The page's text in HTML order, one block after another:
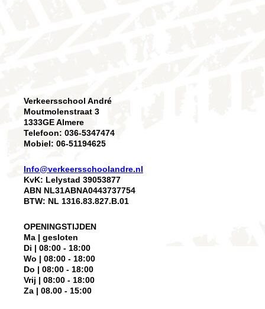
Verkeersschool André
Moutmolenstraat 3
1333GE Almere
Telefoon: 036-5347474
Mobiel: 06-51194625
Info@verkeersschoolandre.nl
KvK: Lelystad 39053877
ABN NL31ABNA0443737754
BTW: NL 1316.83.827.B.01
OPENINGSTIJDEN
Ma | gesloten
Di | 08:00 - 18:00
Wo | 08:00 - 18:00
Do | 08:00 - 18:00
Vrij | 08:00 - 18:00
Za | 08.00 - 15:00